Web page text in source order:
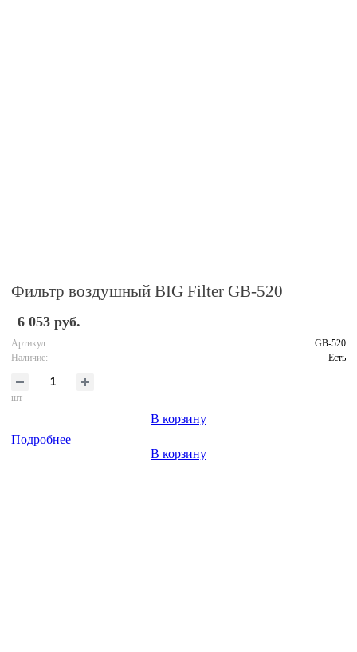
Фильтр воздушный BIG Filter GB-520
6 053 руб.
Артикул
GB-520
Наличие:
Есть
шт
В корзину
Подробнее
В корзину